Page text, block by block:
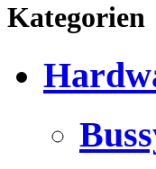
Kategorien